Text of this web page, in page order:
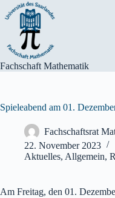
Zum
Inhalt
springen
Fachschaft Mathematik
Spieleabend am 01.
Fachschaftsrat
22. November 2023
Aktuelles, Allgemein,
Am Freitag, den 01.